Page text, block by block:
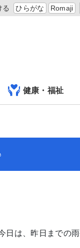
る ひらがな Romaji
健康・福祉
日は、昨日までの